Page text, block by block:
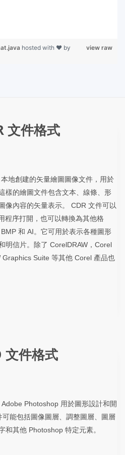
view raw
hosted with ❤ by
文件格式
地創建的矢量繪圖圖像文件，用於
樣的繪圖文件包含文本、線條、形
像內容的矢量表示。 CDR 文件可以
程序打開，也可以轉換為其他格
和 AI。它可用於表示各種圖形
明信片。除了 CorelDRAW，Corel
Suite 等其他 Corel 產品也
文件格式
Photoshop 用於圖形設計和開
能包括圖像圖層、調整圖層、圖層
和其他 Photoshop 特定元素。